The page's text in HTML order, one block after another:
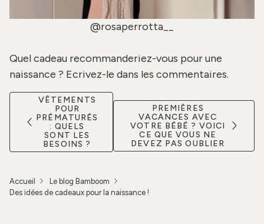
@rosaperrotta__
Quel cadeau recommanderiez-vous pour une
naissance ? Ecrivez-le dans les commentaires.
VÊTEMENTS
POUR
PRÉMATURÉS
: QUELS
SONT LES
BESOINS ?
PREMIÈRES
VACANCES AVEC
VOTRE BÉBÉ ? VOICI
CE QUE VOUS NE
DEVEZ PAS OUBLIER
Accueil
Le blog Bamboom
Des idées de cadeaux pour la naissance !